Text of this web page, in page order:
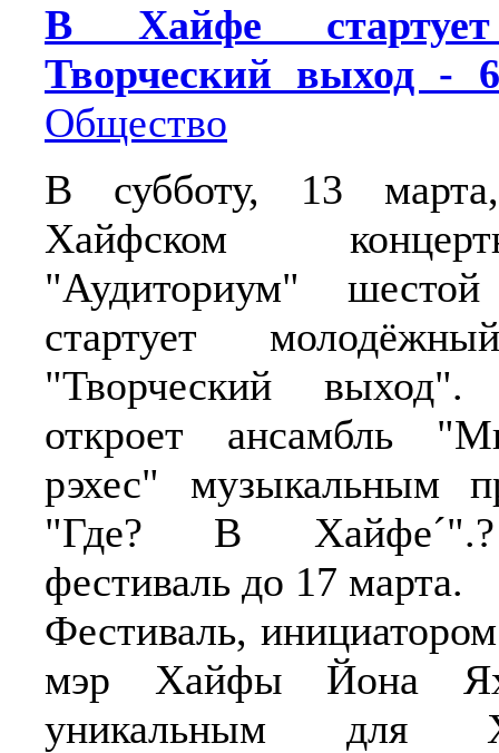
В Хайфе стартует
Творческий выход - 6
Общество
В субботу, 13
Хайфском
"Аудиториум"
стартует
"Творческий выход".
откроет ансамбль
рэхес" музыкальным
"Где? В Хайфе´".?
фестиваль до 17 марта.
Фестиваль,
мэр Хайфы Йона
уникальным для